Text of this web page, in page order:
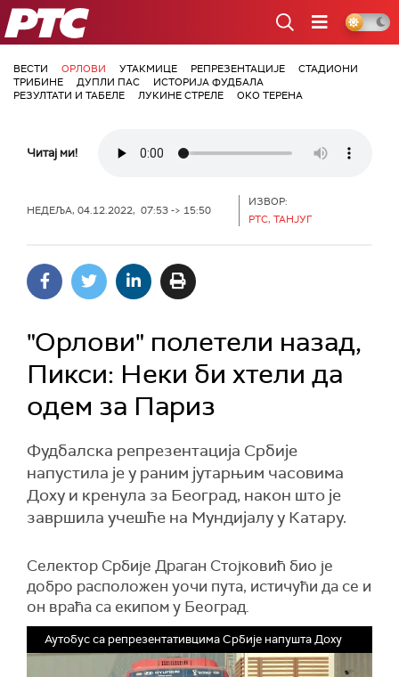
РТС
ВЕСТИ ОРЛОВИ УТАКМИЦЕ РЕПРЕЗЕНТАЦИЈЕ
СТАДИОНИ
ТРИБИНЕ
ДУПЛИ ПАС
ИСТОРИЈА ФУДБАЛА
РЕЗУЛТАТИ И ТАБЕЛЕ
ЛУКИНЕ СТРЕЛЕ ОКО ТЕРЕНА
Читај ми!
НЕДЕЉА, 04.12.2022, 07:53 -> 15:50
ИЗВОР:
РТС, ТАНЈУГ
"Орлови" полетели назад,
Пикси: Неки би хтели да
одем за Париз
Фудбалска репрезентација Србије
напустила је у раним јутарњим часовима
Доху и кренула за Београд, након што је
завршила учешће на Мундијалу у Катару.
Селектор Србије Драган Стојковић био је
добро расположен уочи пута, истичући да се и
он враћа са екипом у Београд.
Аутобус са репрезентативцима Србије напушта Доху